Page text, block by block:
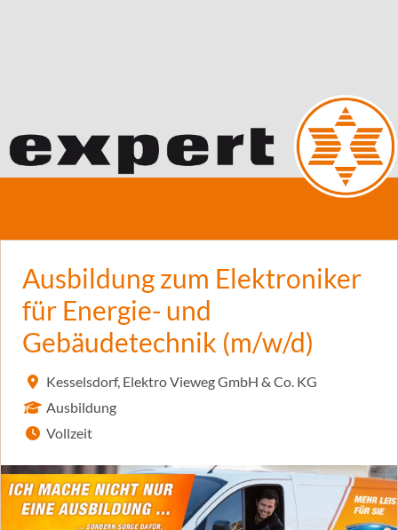
Ausbildung zum Elektroniker
für Energie- und
Gebäudetechnik (m/w/d)
Kesselsdorf, Elektro Vieweg GmbH & Co. KG
Ausbildung
Vollzeit